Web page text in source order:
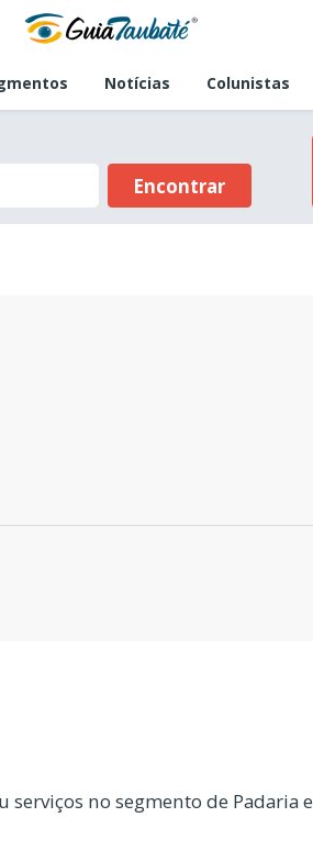
Notícias Colunistas
Encontrar
no segmento de Padaria e